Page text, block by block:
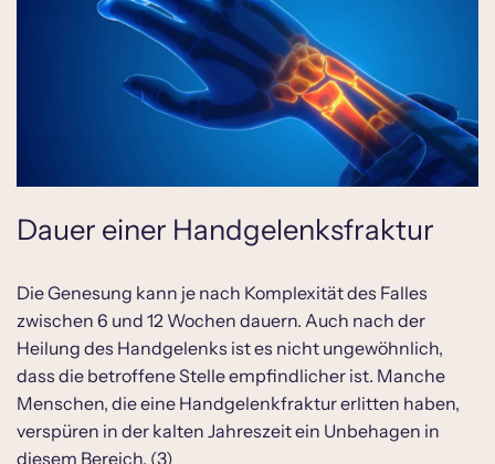
Dauer einer Handgelenksfraktur
Die Genesung kann je nach Komplexität des Falles
zwischen 6 und 12 Wochen dauern. Auch nach der
Heilung des Handgelenks ist es nicht ungewöhnlich,
dass die betroffene Stelle empfindlicher ist. Manche
Menschen, die eine Handgelenkfraktur erlitten haben,
verspüren in der kalten Jahreszeit ein Unbehagen in
diesem Bereich. (3)